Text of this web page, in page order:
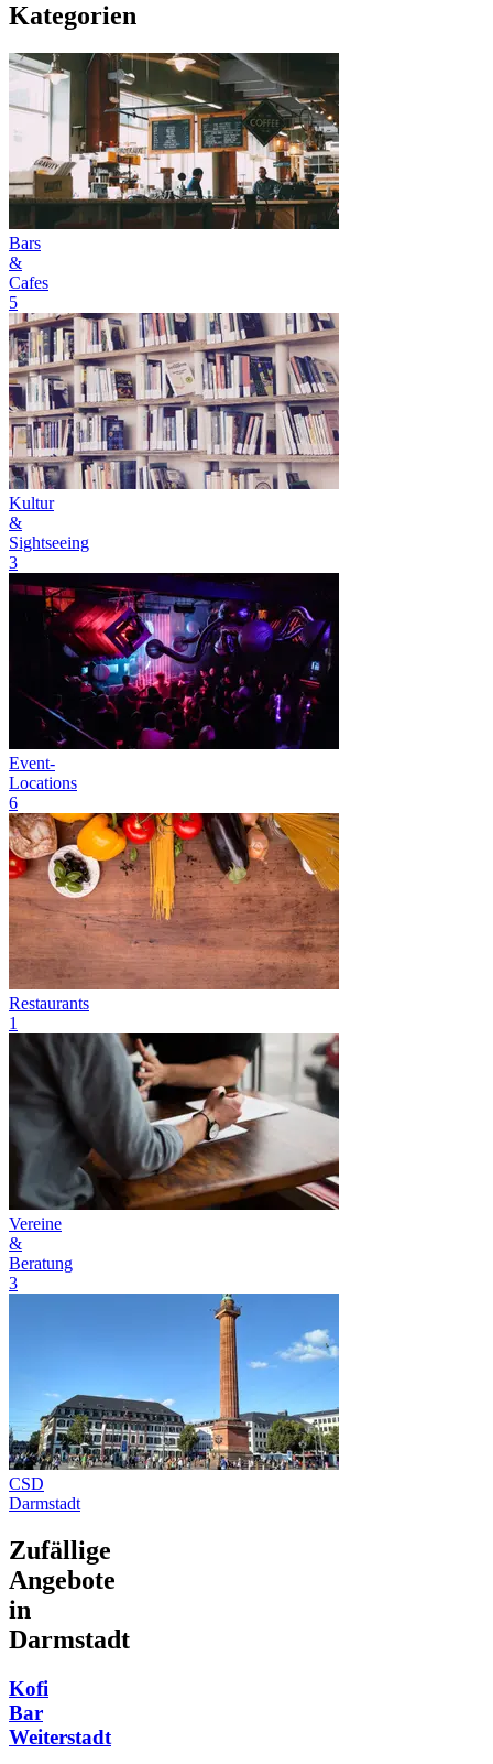
Kategorien
Bars
&
Cafes
5
Kultur
&
Sightseeing
3
Event-
Locations
6
Restaurants
1
Vereine
&
Beratung
3
CSD
Darmstadt
Zufällige
Angebote
in
Darmstadt
Kofi
Bar
Weiterstadt